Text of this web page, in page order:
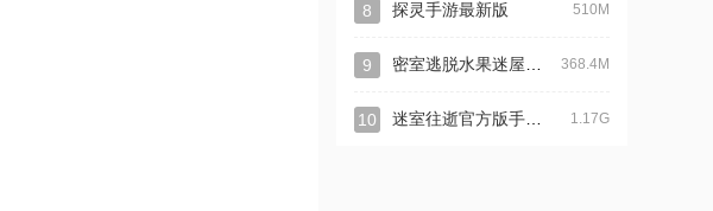
8 探灵手游最新版 510M
9 368.4M
10 1.17G